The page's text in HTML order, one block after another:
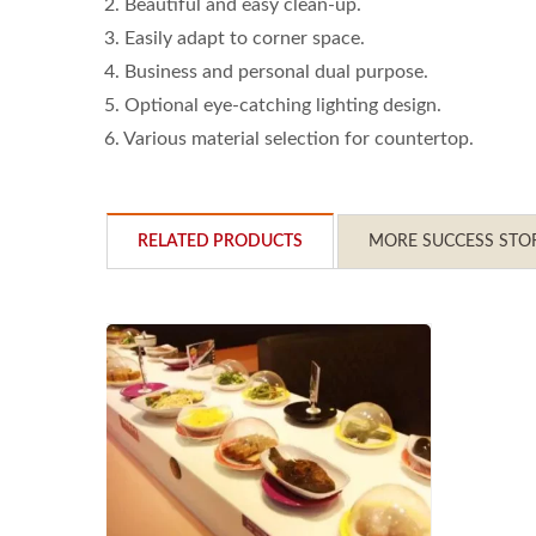
2. Beautiful and easy clean-up.
3. Easily adapt to corner space.
4. Business and personal dual purpose.
5. Optional eye-catching lighting design.
6. Various material selection for countertop.
RELATED PRODUCTS MORE SUCCESS